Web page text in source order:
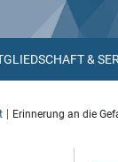
&
Erinnerung an die